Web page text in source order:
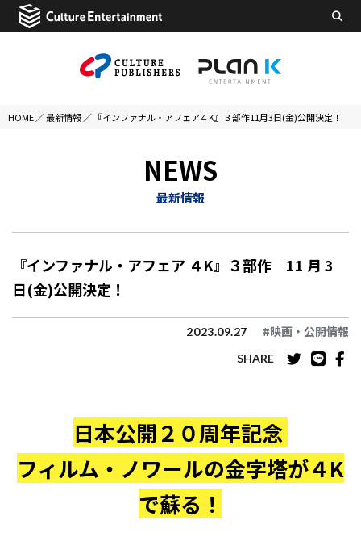
HOME ／最新情報 ／ 『インファナル・アフェア４K』３部作11月3日(金)公開決定！
NEWS
最新情報
『インファナル・アフェア ４K』３部作 11 月 3
日(金)公開決定！
2023.09.27 #映画・公開情報
SHARE
日本公開２０周年記念
フィルム・ノワールの金字塔が４K
で蘇る！